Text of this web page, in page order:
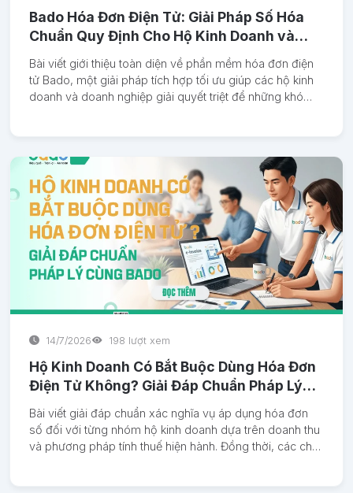
Bado Hóa Đơn Điện Tử: Giải Pháp Số Hóa
Chuẩn Quy Định Cho Hộ Kinh Doanh và
Doanh Nghiệp
Bài viết giới thiệu toàn diện về phần mềm hóa đơn điện
tử Bado, một giải pháp tích hợp tối ưu giúp các hộ kinh
doanh và doanh nghiệp giải quyết triệt để những khó
Đồng thời, đây còn là công cụ đắc lực hỗ trợ số hóa quy
trình quản lý bán hàng một cách chuẩn chỉnh ngay từ
bước đầu tiên.
14/7/2026 198 lượt xem
Hộ Kinh Doanh Có Bắt Buộc Dùng Hóa Đơn
Điện Tử Không? Giải Đáp Chuẩn Pháp Lý
Cùng Bado
Bài viết giải đáp chuẩn xác nghĩa vụ áp dụng hóa đơn
số đối với từng nhóm hộ kinh doanh dựa trên doanh thu
và phương pháp tính thuế hiện hành. Đồng thời, các chủ